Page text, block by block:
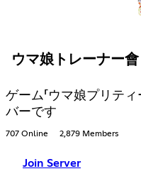
ウマ娘トレーナー會
ゲーム「ウマ娘プリテ
バーです
707 Online 2,879 Members
Join Server